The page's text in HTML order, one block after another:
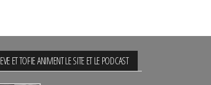
EVE ET TOFIE ANIMENT LE SITE ET LE PODCAST